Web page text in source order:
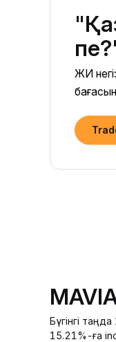
ЖИ
Бүгінгі
15.21%-ға